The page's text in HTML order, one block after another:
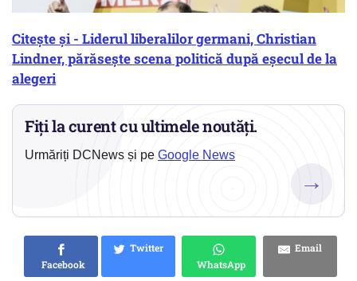
Citește și - Liderul liberalilor germani, Christian
Lindner, părăsește scena politică după eșecul de la
alegeri
Fiți la curent cu ultimele noutăți.
Urmăriți DCNews și pe Google News
→
Facebook
Twitter
WhatsApp
Email